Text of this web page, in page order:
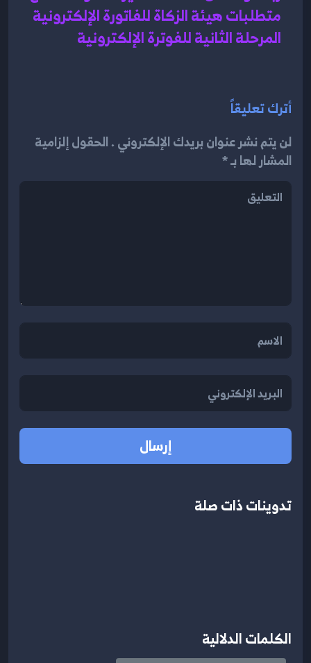
متطلبات هيئة الزكاة للفاتورة الإلكترونية
المرحلة الثانية للفوترة الإلكترونية
أترك تعليقاً
لن يتم نشر عنوان بريدك الإلكتروني . الحقول إلزامية
المشار لها بـ *
إرسال
تدوينات ذات صلة
الكلمات الدلالية